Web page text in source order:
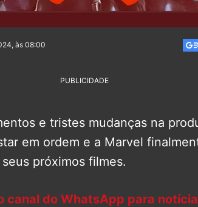
às 08:00
PUBLICIDADE
e tristes mudanças na
em ordem e a Marvel
próximos filmes.
canal do WhatsApp para